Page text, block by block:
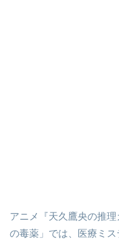
アニメ『天久鷹央の推
の毒薬」では、医療ミ